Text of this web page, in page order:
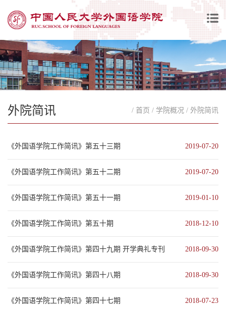
外院简讯 / 首页 / 学院概况 / 外院简讯
《外国语学院工作简讯》第五十三期 2019-07-20
《外国语学院工作简讯》第五十二期 2019-07-20
《外国语学院工作简讯》第五十一期 2019-01-10
《外国语学院工作简讯》第五十期 2018-12-10
《外国语学院工作简讯》第四十九期 开学典礼专刊 2018-09-30
《外国语学院工作简讯》第四十八期 2018-09-30
《外国语学院工作简讯》第四十七期 2018-07-23